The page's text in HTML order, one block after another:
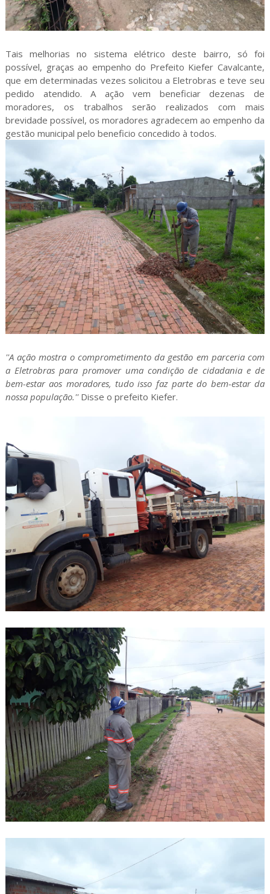
Tais melhorias no sistema elétrico deste bairro, só foi
possível, graças ao empenho do Prefeito Kiefer Cavalcante,
que em determinadas vezes solicitou a Eletrobras e teve seu
pedido atendido. A ação vem beneficiar dezenas de
moradores, os trabalhos serão realizados com mais
brevidade possível, os moradores agradecem ao empenho da
gestão municipal pelo beneficio concedido à todos.
''A ação mostra o comprometimento da gestão em parceria com
a Eletrobras para promover uma condição de cidadania e de
bem-estar aos moradores, tudo isso faz parte do bem-estar da
nossa população.'' Disse o prefeito Kiefer.